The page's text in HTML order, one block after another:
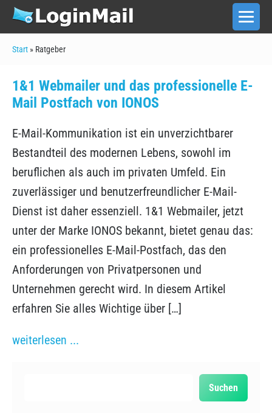
Zum
springen
Start » Ratgeber
1&1 Webmailer und das professionelle E-
Mail Postfach von IONOS
E-Mail-Kommunikation ist ein unverzichtbarer
Bestandteil des modernen Lebens, sowohl im
beruflichen als auch im privaten Umfeld. Ein
zuverlässiger und benutzerfreundlicher E-Mail-
Dienst ist daher essenziell. 1&1 Webmailer, jetzt
unter der Marke IONOS bekannt, bietet genau das:
ein professionelles E-Mail-Postfach, das den
Anforderungen von Privatpersonen und
Unternehmen gerecht wird. In diesem Artikel
erfahren Sie alles Wichtige über […]
weiterlesen ...
Suchen